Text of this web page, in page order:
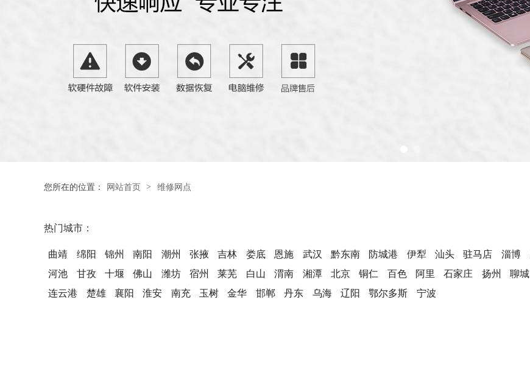
您所在的位置： 网站首页 > 维修网点
热门城市：
曲靖 绵阳 锦州 南阳 潮州 张掖 吉林 娄底 恩施 武汉 黔东南 防城港 伊犁 汕头 驻马店 淄博
河池
甘孜 十堰 佛山 潍坊 宿州 莱芜 白山 渭南 湘潭 北京 铜仁 百色 阿里 石家庄 扬州 聊城
连云港
楚雄 襄阳 淮安 南充 玉树 金华 邯郸 丹东 乌海 辽阳 鄂尔多斯 宁波